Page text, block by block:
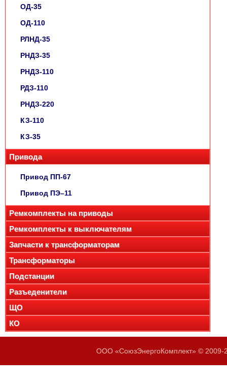
ОД-35
ОД-110
РЛНД-35
РНДЗ-35
РНДЗ-110
РДЗ-110
РНДЗ-220
КЗ-110
КЗ-35
Привода
Привод ПП-67
Привод ПЭ–11
Ремкомплекты на приводы
Ремкомплекты к выключателям
Запчасти к трансформаторам
Трансформаторы
Подстанции
Разъеденители
ЩО
КО
ООО «СоюзЭнергоКомплект» © 2009-